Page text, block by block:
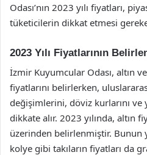
Odası’nın 2023 yılı fiyatları,
tüketicilerin dikkat etmesi
2023 Yılı Fiyatlarının
İzmir Kuyumcular Odası, altın
fiyatlarını belirlerken,
değişimlerini, döviz kurlarını
dikkate alır. 2023 yılında, altın
üzerinden belirlenmiştir. Bunun
kolye gibi takıların fiyatları da